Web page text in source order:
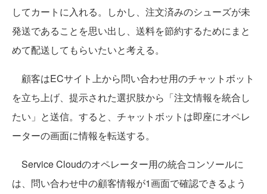
してカートに入れる。しかし、注文済みのシューズが未
発送であることを思い出し、送料を節約するためにまと
めて配送してもらいたいと考える。
顧客はECサイト上から問い合わせ用のチャットボット
を立ち上げ、提示された選択肢から「注文情報を統合し
たい」と送信。すると、チャットボットは即座にオペレ
ーターの画面に情報を転送する。
Service Cloudのオペレーター用の統合コンソールに
は、問い合わせ中の顧客情報が1画面で確認できるよう